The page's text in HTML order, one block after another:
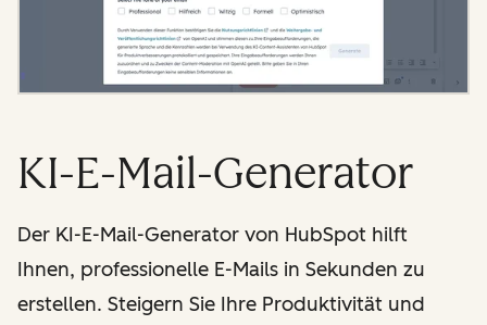
KI-E-Mail-Generator
Der KI-E-Mail-Generator von HubSpot hilft
Ihnen, professionelle E-Mails in Sekunden zu
erstellen. Steigern Sie Ihre Produktivität und